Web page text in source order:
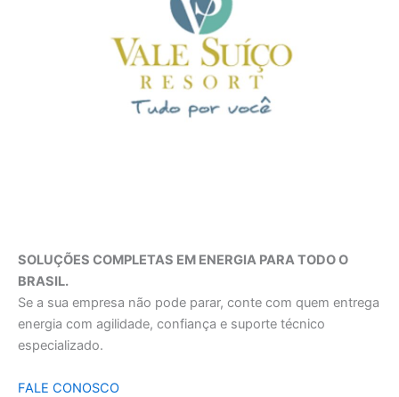
SOLUÇÕES COMPLETAS EM ENERGIA PARA TODO O
BRASIL.
Se a sua empresa não pode parar, conte com quem entrega
energia com agilidade, confiança e suporte técnico
especializado.
FALE CONOSCO